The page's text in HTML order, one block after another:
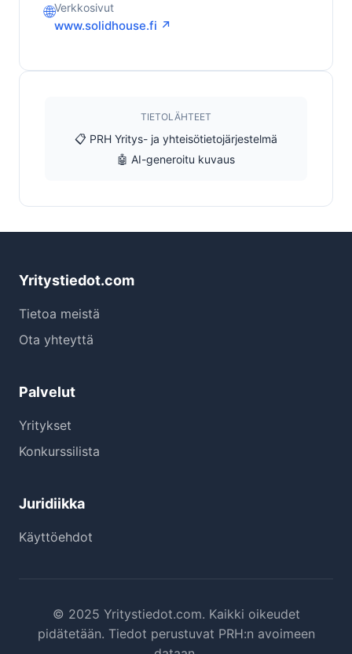
🌐Verkkosivut
www.solidhouse.fi ↗
TIETOLÄHTEET
📋 PRH Yritys- ja yhteisötietojärjestelmä
🤖 AI-generoitu kuvaus
Yritystiedot.com
Tietoa meistä
Ota yhteyttä
Palvelut
Yritykset
Konkurssilista
Juridiikka
Käyttöehdot
© 2025 Yritystiedot.com. Kaikki oikeudet
pidätetään. Tiedot perustuvat PRH:n avoimeen